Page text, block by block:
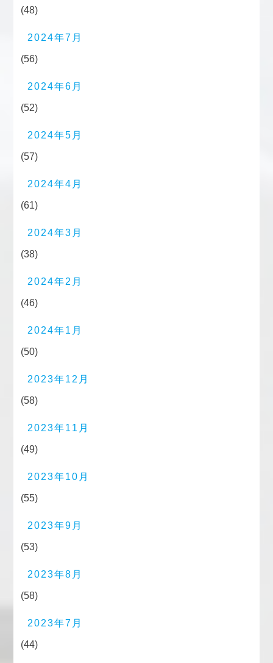
(48)
2024年7月
(56)
2024年6月
(52)
2024年5月
(57)
2024年4月
(61)
2024年3月
(38)
2024年2月
(46)
2024年1月
(50)
2023年12月
(58)
2023年11月
(49)
2023年10月
(55)
2023年9月
(53)
2023年8月
(58)
2023年7月
(44)